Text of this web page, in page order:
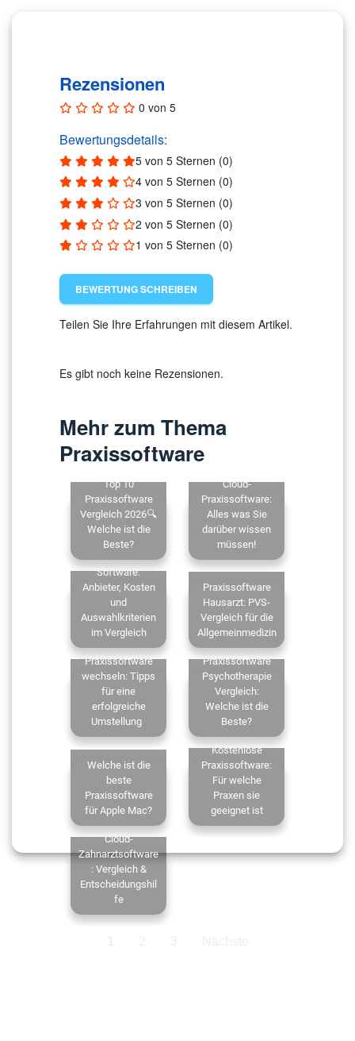
Rezensionen
0 von 5
Bewertungsdetails:
5 von 5 Sternen (0)
4 von 5 Sternen (0)
3 von 5 Sternen (0)
2 von 5 Sternen (0)
1 von 5 Sternen (0)
BEWERTUNG SCHREIBEN
Teilen Sie Ihre Erfahrungen mit diesem Artikel.
Es gibt noch keine Rezensionen.
Mehr zum Thema
Praxissoftware
Top 10
Praxissoftware
Vergleich 2026🔍
Welche ist die
Beste?
Cloud-
Praxissoftware:
Alles was Sie
darüber wissen
müssen!
Zahnarzt
Software:
Anbieter, Kosten
und
Auswahlkriterien
im Vergleich
Praxissoftware
Hausarzt: PVS-
Vergleich für die
Allgemeinmedizin
Praxissoftware
wechseln: Tipps
für eine
erfolgreiche
Umstellung
Praxissoftware
Psychotherapie
Vergleich:
Welche ist die
Beste?
Welche ist die
beste
Praxissoftware
für Apple Mac?
Kostenlose
Praxissoftware:
Für welche
Praxen sie
geeignet ist
Cloud-
Zahnarztsoftware
: Vergleich &
Entscheidungshil
fe
2 3 Nächste
‹